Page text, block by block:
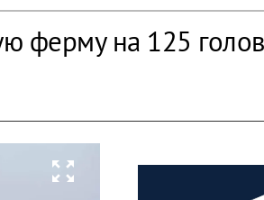
ферму на 125
zoom_out_map